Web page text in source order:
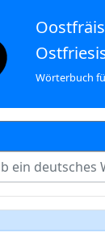
Wörterbuch